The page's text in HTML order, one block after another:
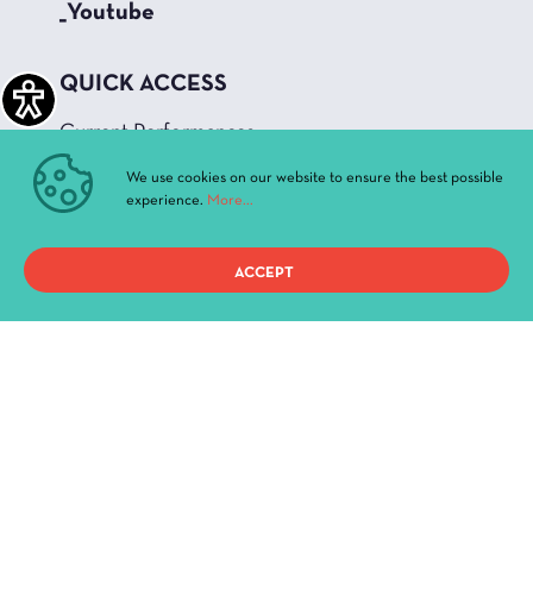
_Youtube
QUICK ACCESS
Current Performances
Archive
News & Announcements
Buildings and Halls
We use cookies on our website to ensure the best possible
experience. More...
ACCEPT